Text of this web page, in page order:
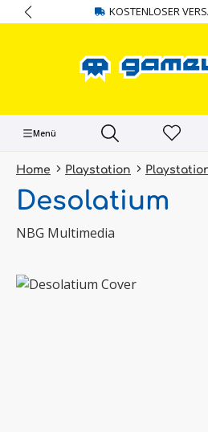
springen KOSTENLOSER
Menü
Home Playstation
Desolatium
NBG Multimedia
Bildergalerie überspringen